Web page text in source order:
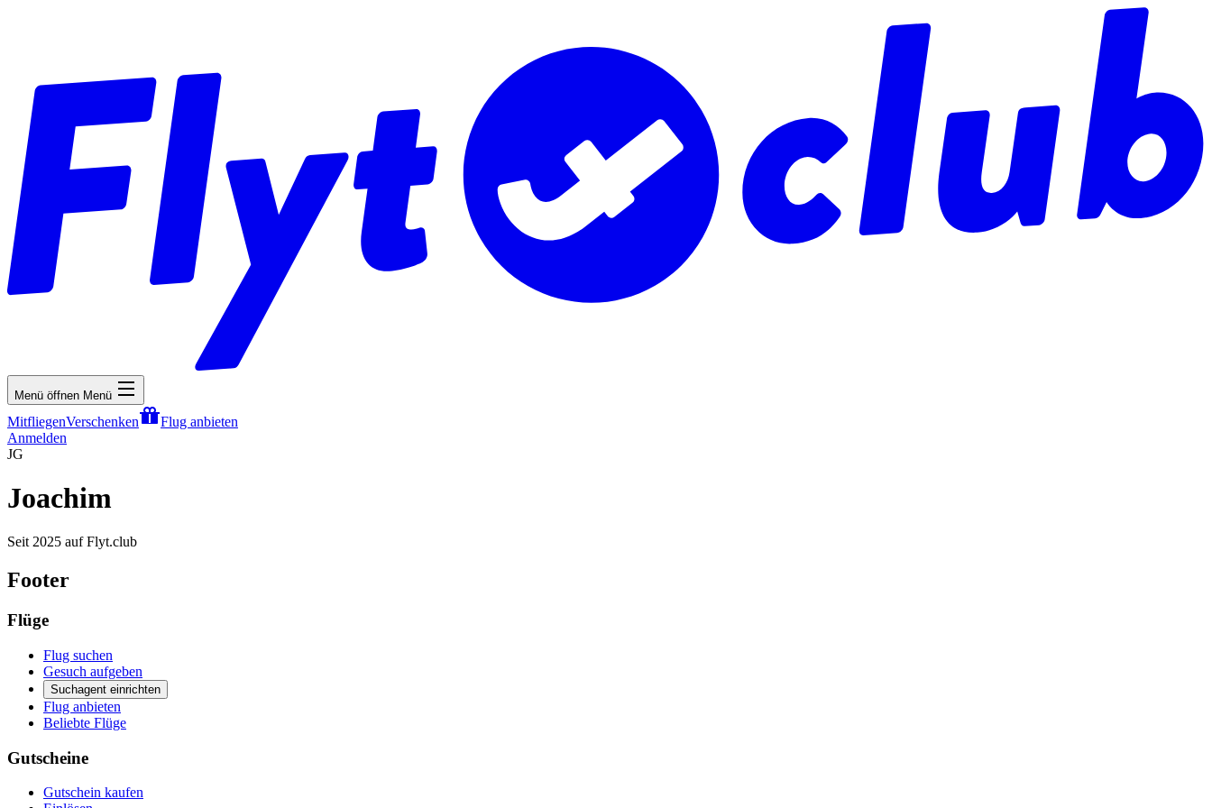
Menü öffnen Menü
MitfliegenVerschenken
Flug anbieten
Anmelden
JG
Joachim
Seit 2025 auf Flyt.club
Footer
Flüge
Flug suchen
Gesuch aufgeben
Suchagent einrichten
Flug anbieten
Beliebte Flüge
Gutscheine
Gutschein kaufen